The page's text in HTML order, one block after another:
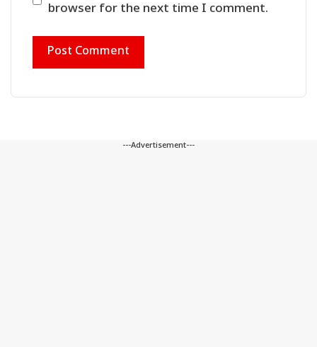
browser for the next time I comment.
---Advertisement---